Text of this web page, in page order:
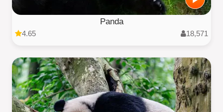
Panda
4.65 18,571